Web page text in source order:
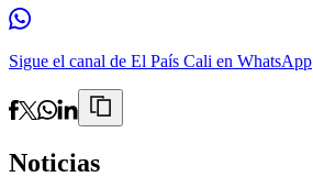
Sigue el canal de El País Cali en WhatsApp
Noticias